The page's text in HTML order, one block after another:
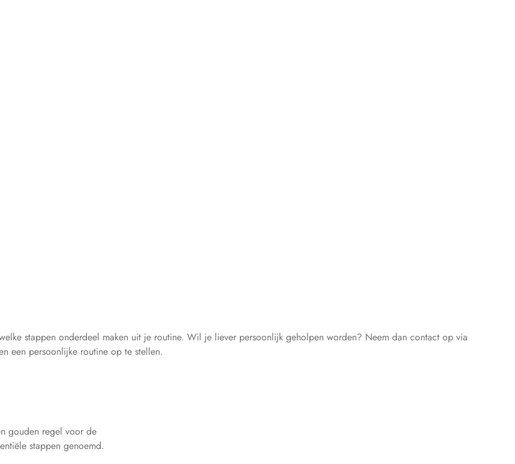
stappen onderdeel maken uit je routine. Wil je liever persoonlijk geholpen worden? Neem dan contact op via
een persoonlijke routine op te stellen.
gouden regel voor de
stappen genoemd.